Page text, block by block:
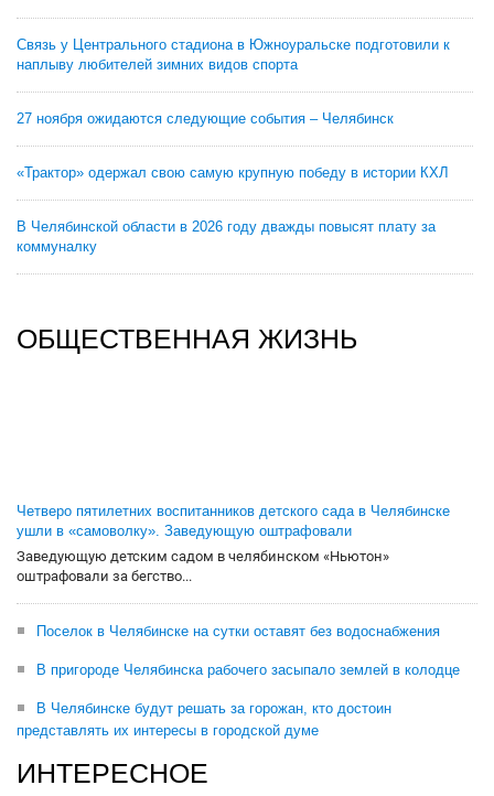
Связь у Центрального стадиона в Южноуральске подготовили к
наплыву любителей зимних видов спорта
27 ноября ожидаются следующие события – Челябинск
«Трактор» одержал свою самую крупную победу в истории КХЛ
В Челябинской области в 2026 году дважды повысят плату за
коммуналку
ОБЩЕСТВЕННАЯ ЖИЗНЬ
Четверо пятилетних воспитанников детского сада в Челябинске
ушли в «самоволку». Заведующую оштрафовали
Заведующую детским садом в челябинском «Ньютон»
оштрафовали за бегство...
Поселок в Челябинске на сутки оставят без водоснабжения
В пригороде Челябинска рабочего засыпало землей в колодце
В Челябинске будут решать за горожан, кто достоин
представлять их интересы в городской думе
ИНТЕРЕСНОЕ